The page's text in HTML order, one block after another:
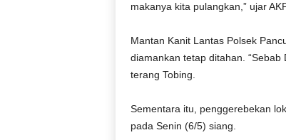
makanya kita pulangkan,” ujar
Mantan Kanit Lantas Polsek
diamankan tetap ditahan.
terang Tobing.
Sementara itu, penggerebekan
pada Senin (6/5) siang.